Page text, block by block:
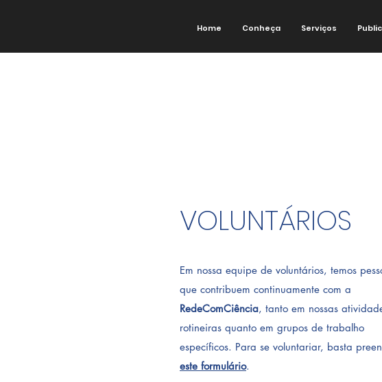
Home Conheça Serviços
VOLUNTÁRIOS
Em nossa equipe de voluntários, temos
que contribuem continuamente com a
RedeComCiência, tanto em nossas
rotineiras quanto em grupos de trabalho
específicos. Para se voluntariar, basta
este formulário.